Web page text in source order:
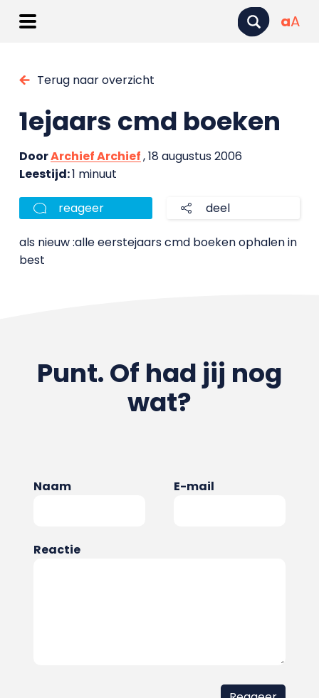
aA
Terug naar overzicht
1ejaars cmd boeken
DoorArchief Archief, 18 augustus 2006
Leestijd:1 minuut
reageer deel
als nieuw :alle eerstejaars cmd boeken ophalen in
best
Punt. Of had jij nog
wat?
Naam E-mail
Reactie